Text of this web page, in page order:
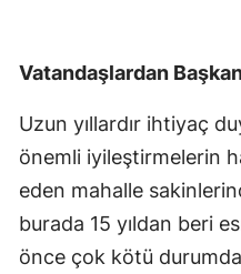
Vatandaşlardan
Uzun yıllardır ihtiyaç
önemli iyileştirmelerin
eden mahalle
burada 15 yıldan beri
önce çok kötü